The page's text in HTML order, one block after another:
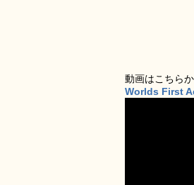
動画はこちら
Worlds First